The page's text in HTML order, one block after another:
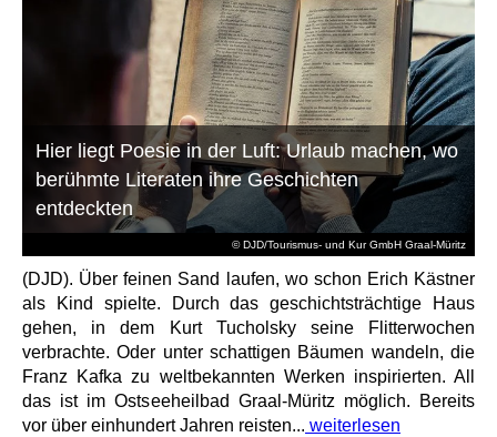
© DJD/Tourismus- und Kur GmbH Graal-Müritz
Hier liegt Poesie in der Luft: Urlaub machen, wo
berühmte Literaten ihre Geschichten
entdeckten
(DJD). Über feinen Sand laufen, wo schon Erich Kästner
als Kind spielte. Durch das geschichtsträchtige Haus
gehen, in dem Kurt Tucholsky seine Flitterwochen
verbrachte. Oder unter schattigen Bäumen wandeln, die
Franz Kafka zu weltbekannten Werken inspirierten. All
das ist im Ostseeheilbad Graal-Müritz möglich. Bereits
vor über einhundert Jahren reisten... weiterlesen